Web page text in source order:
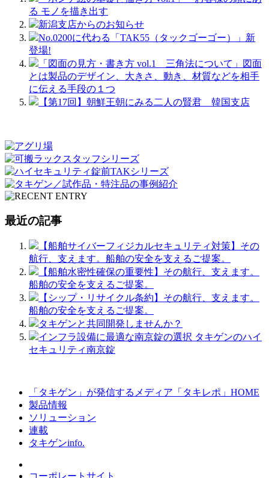
る モノを描き出す
新潟支店からのお知らせ
No.0200に代わる「TAK55（タックゴーゴー）」新
登場!
「図面の見方・書き方 vol.1 三角法について」図面
とは製品のデザイン、大きさ、動き、材質などを相手
に伝える手段の１つ
【第17回】朝鮮王朝にみる二人の賢君 韓国支店
最近の記事
【船舶サイバーフィジカルセキュリティ対策】その
航行、支えます。船舶の安全を支えるご提案。
【船舶水密性確保の重要性】その航行、支えます。
船舶の安全を支えるご提案。
【シップ・リサイクル条約】その航行、支えます。
船舶の安全を支えるご提案。
タキゲンと共同開発しませんか？
インフラ設備に最適な南京錠の選択 タキゲンのハイ
セキュリティ南京錠
「タキゲン」が発信するメディア「タキレポ」HOME
製品情報
ソリューション
連載
タキゲンinfo.